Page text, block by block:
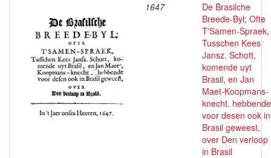
1647
De Brasilche
Breede-Byl; Ofte
T'Samen-Spraek,
Tusschen Kees
Jansz. Schott,
komende uyt
Brasil, en Jan
Maet-Koopmans-
knecht. hebbende
voor desen ook in
Brasil geweest,
over Den verloop
in Brasil